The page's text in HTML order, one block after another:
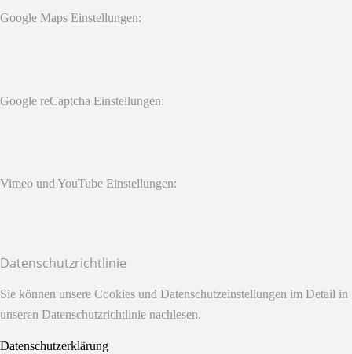
Google Maps Einstellungen:
Google reCaptcha Einstellungen:
Vimeo und YouTube Einstellungen:
Datenschutzrichtlinie
Sie können unsere Cookies und Datenschutzeinstellungen im Detail in
unseren Datenschutzrichtlinie nachlesen.
Datenschutzerklärung